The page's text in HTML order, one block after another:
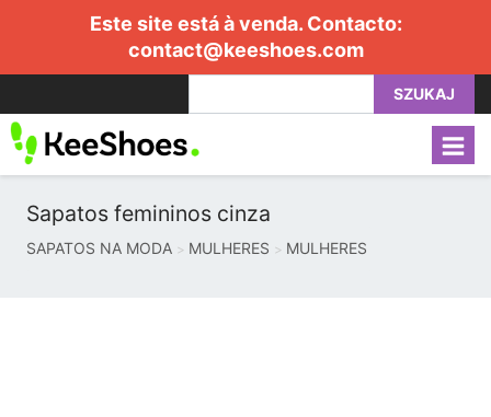
Este site está à venda. Contacto:
contact@keeshoes.com
SZUKAJ
Sapatos femininos cinza
SAPATOS NA MODA MULHERES MULHERES